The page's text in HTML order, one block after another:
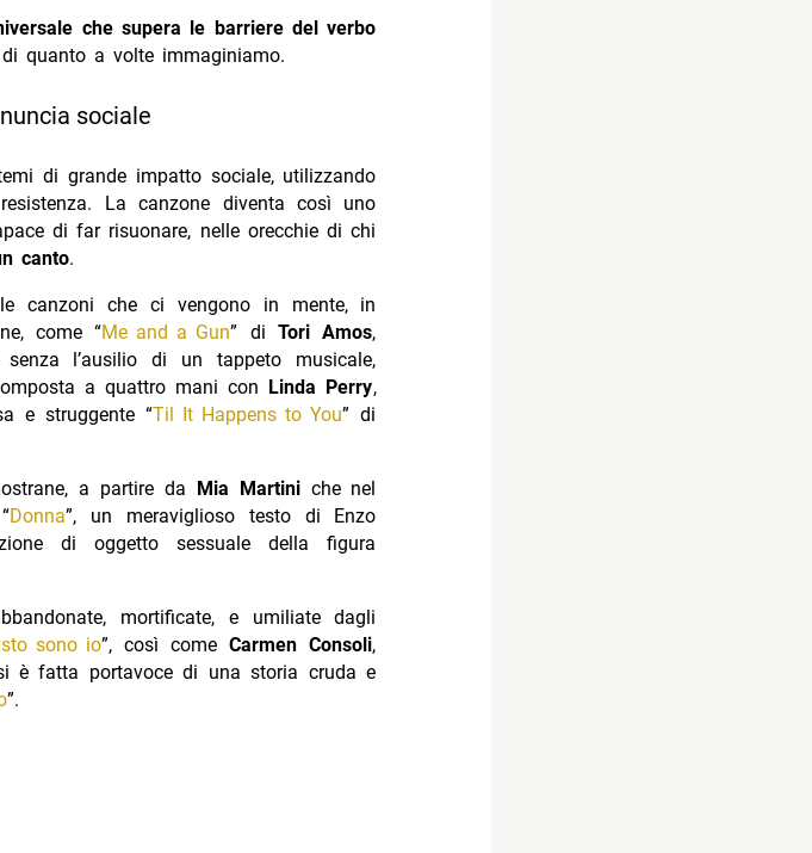
che supera le barriere del verbo
quanto a volte immaginiamo.
sociale
di grande impatto sociale, utilizzando
La canzone diventa così uno
di far risuonare, nelle orecchie di chi
canto.
canzoni che ci vengono in mente, in
come “Me and a Gun” di Tori Amos,
l’ausilio di un tappeto musicale,
a quattro mani con Linda Perry,
e struggente “Til It Happens to You” di
a partire da Mia Martiniche nel
Donna”, un meraviglioso testo di Enzo
di oggetto sessuale della figura
mortificate, e umiliate dagli
sono io”, così comeCarmen Consoli,
è fatta portavoce di una storia cruda e
”.